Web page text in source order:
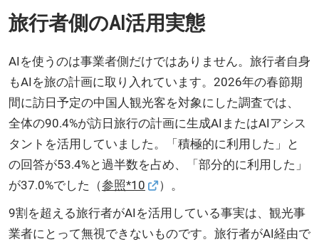
旅行者側のAI活用実態
AIを使うのは事業者側だけではありません。旅行者自身
もAIを旅の計画に取り入れています。2026年の春節期
間に訪日予定の中国人観光客を対象にした調査では、
全体の90.4%が訪日旅行の計画に生成AIまたはAIアシス
タントを活用していました。「積極的に利用した」と
の回答が53.4%と過半数を占め、「部分的に利用した」
が37.0%でした（参照*10
）。
9割を超える旅行者がAIを活用している事実は、観光事
業者にとって無視できないものです。旅行者がAI経由で